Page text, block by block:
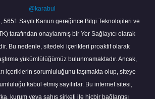
@karabul
5651 Sayılı Kanun gereğince Bilgi Teknolojileri ve
tarafından onaylanmış bir Yer Sağlayıcı olarak
Bu nedenle, sitedeki içerikleri proaktif olarak
yükümlülüğümüz bulunmamaktadır. Ancak,
içeriklerin sorumluluğunu taşımakta olup, siteye
kabul etmiş sayılırlar. Bu internet sitesi,
kurum veya şahıs şirketi ile hiçbir bağlantısı